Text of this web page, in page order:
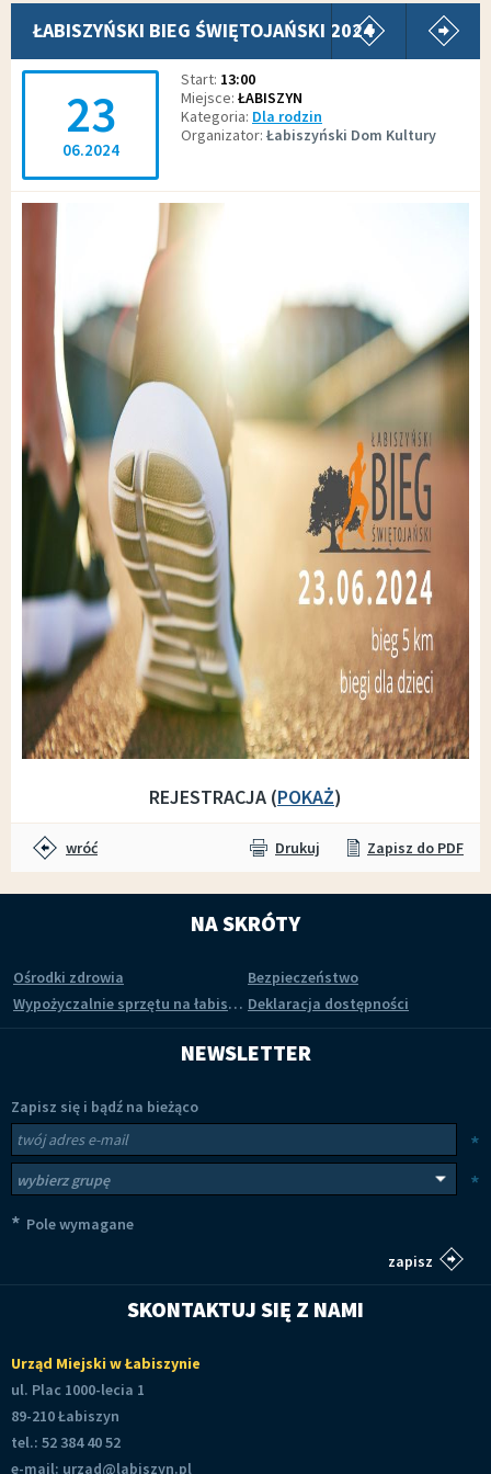
ŁABISZYŃSKI BIEG ŚWIĘTOJAŃSKI 2024
pokaż
23
06.2024
Start 13:00
Miejsce ŁABISZYN
Kategoria Dla rodzin
Organizator Łabiszyński Dom Kultury
REJESTRACJA (POKAŻ)
wróć Drukuj Zapisz do PDF
NA SKRÓTY
Ośrodki zdrowia
Bezpieczeństwo
Wypożyczalnie sprzętu na łabiszyńskiej wyspie Deklaracja dostępności
NEWSLETTER
Zapisz się i bądź na bieżąco
Newsletter
*
*
* Pole wymagane
SKONTAKTUJ SIĘ Z NAMI
Urząd Miejski w Łabiszynie
ul. Plac 1000-lecia 1
89-210 Łabiszyn
tel.: 52 384 40 52
e-mail: urzad@labiszyn.pl